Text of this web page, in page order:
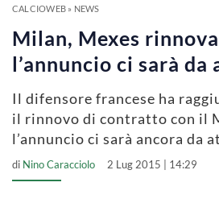
CALCIOWEB» NEWS
Milan, Mexes
l’annuncio ci sarà
Il difensore francese ha
il rinnovo di contratto con il
l’annuncio ci sarà ancora da
di Nino Caracciolo 2 Lug 2015 | 14:29